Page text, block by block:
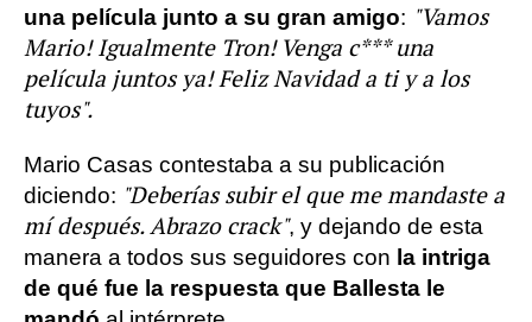
una película junto a su gran amigo: "Vamos
Mario! Igualmente Tron! Venga c*** una
película juntos ya! Feliz Navidad a ti y a los
tuyos".
Mario Casas contestaba a su publicación
diciendo: "Deberías subir el que me mandaste a
mí después.Abrazo crack", y dejando de esta
manera a todos sus seguidores con la intriga
de qué fue la respuesta que Ballesta le